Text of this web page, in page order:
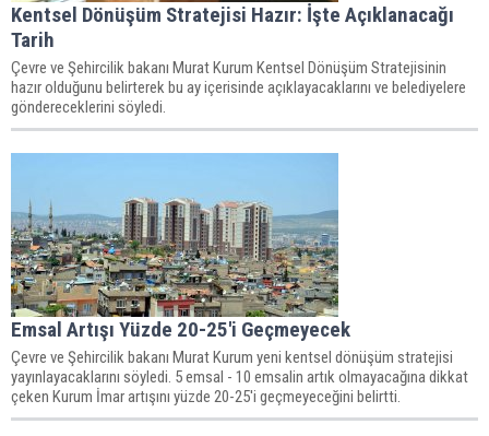
Kentsel Dönüşüm Stratejisi Hazır: İşte Açıklanacağı
Tarih
Çevre ve Şehircilik bakanı Murat Kurum Kentsel Dönüşüm Stratejisinin
hazır olduğunu belirterek bu ay içerisinde açıklayacaklarını ve belediyelere
göndereceklerini söyledi.
Emsal Artışı Yüzde 20-25'i Geçmeyecek
Çevre ve Şehircilik bakanı Murat Kurum yeni kentsel dönüşüm stratejisi
yayınlayacaklarını söyledi. 5 emsal - 10 emsalin artık olmayacağına dikkat
çeken Kurum İmar artışını yüzde 20-25'i geçmeyeceğini belirtti.